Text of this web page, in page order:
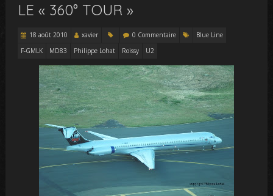
LE « 360° TOUR »
18 août 2010 xavier 0 Commentaire
Blue Line
F-GMLK
MD83 Philippe Lohat Roissy U2